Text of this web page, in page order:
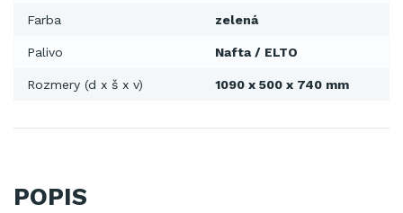
Farba zelená
Palivo Nafta / ELTO
Rozmery (d x š x v) 1090 x 500 x 740 mm
POPIS